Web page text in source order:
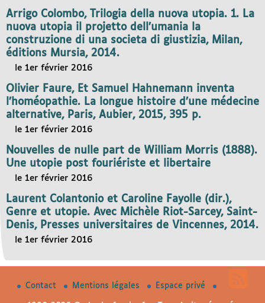
Arrigo Colombo, Trilogia della nuova utopia. 1. La
nuova utopia il projetto dell’umania la
construzione di una societa di giustizia, Milan,
éditions Mursia, 2014.
le 1er février 2016
Olivier Faure, Et Samuel Hahnemann inventa
l’homéopathie. La longue histoire d’une médecine
alternative, Paris, Aubier, 2015, 395 p.
le 1er février 2016
Nouvelles de nulle part de William Morris (1888).
Une utopie post fouriériste et libertaire
le 1er février 2016
Laurent Colantonio et Caroline Fayolle (dir.),
Genre et utopie. Avec Michèle Riot-Sarcey, Saint-
Denis, Presses universitaires de Vincennes, 2014.
le 1er février 2016
Contact Mentions légales Espace privé